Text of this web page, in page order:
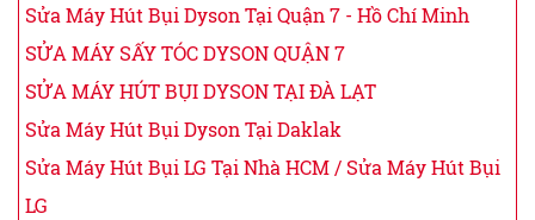
Sửa Máy Hút Bụi Dyson Tại Quận 7 - Hồ Chí Minh
SỬA MÁY SẤY TÓC DYSON QUẬN 7
SỬA MÁY HÚT BỤI DYSON TẠI ĐÀ LẠT
Sửa Máy Hút Bụi Dyson Tại Daklak
Sửa Máy Hút Bụi LG Tại Nhà HCM / Sửa Máy Hút Bụi
LG